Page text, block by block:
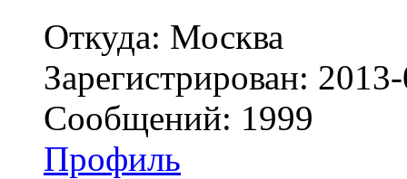
Откуда: Москва
Зарегистрирован:
Сообщений: 1999
Профиль